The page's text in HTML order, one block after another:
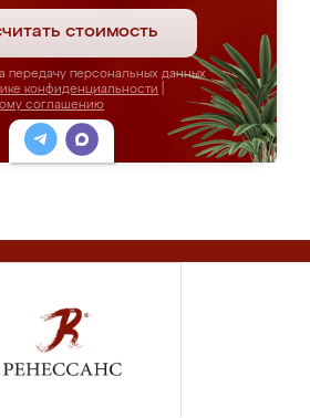
стоимость
передачу персональных данных
конфиденциальности
соглашению